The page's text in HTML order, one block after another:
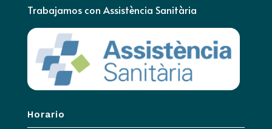
Trabajamos con Assistència Sanitària
Horario